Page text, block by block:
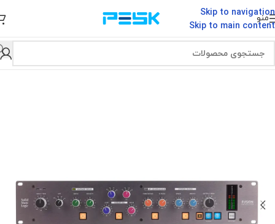
Skip to navigation
Skip to main content
منو